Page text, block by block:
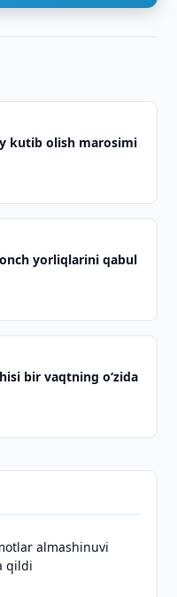
kutib olish marosimi
yorliqlarini qabul
bir vaqtning o‘zida
almashinuvi
qildi